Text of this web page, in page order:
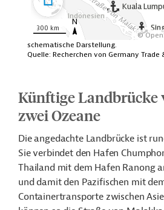
Künftige Landbrücke
zwei Ozeane
Die angedachte Landbrücke ist
Sie verbindet den Hafen
Thailand mit dem Hafen Ranong
und damit den Pazifischen mit
Containertransporte zwischen